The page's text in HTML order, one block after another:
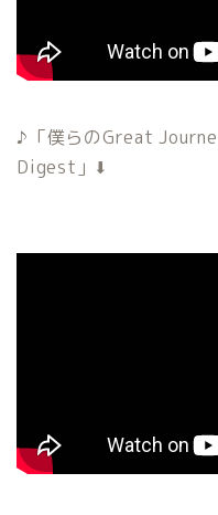
♪ 「僕らのGreat
Digest 」⬇︎